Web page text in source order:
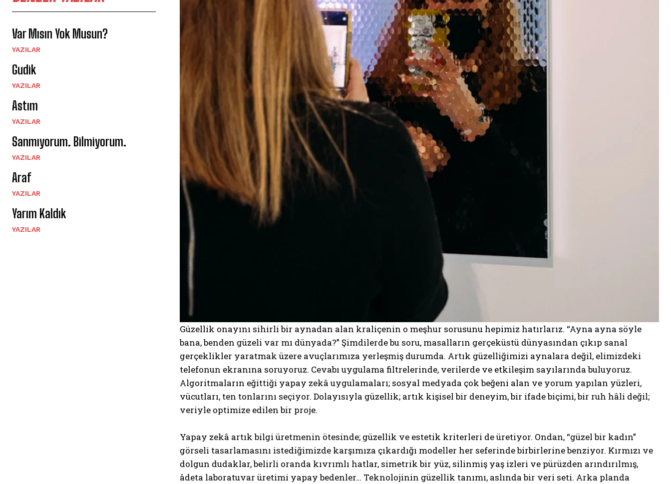
Var Mısın Yok Musun?
YAZILAR
Gudik
YAZILAR
Astım
YAZILAR
Sanmıyorum. Bilmiyorum.
YAZILAR
Araf
YAZILAR
Yarım Kaldık
YAZILAR
Güzellik onayını sihirli bir aynadan alan kraliçenin o meşhur sorusunu hepimiz hatırlarız. “Ayna ayna söyle
bana, benden güzeli var mı dünyada?” Şimdilerde bu soru, masalların gerçeküstü dünyasından çıkıp sanal
gerçeklikler yaratmak üzere avuçlarımıza yerleşmiş durumda. Artık güzelliğimizi aynalara değil, elimizdeki
telefonun ekranına soruyoruz. Cevabı uygulama filtrelerinde, verilerde ve etkileşim sayılarında buluyoruz.
Algoritmaların eğittiği yapay zekâ uygulamaları; sosyal medyada çok beğeni alan ve yorum yapılan yüzleri,
vücutları, ten tonlarını seçiyor. Dolayısıyla güzellik; artık kişisel bir deneyim, bir ifade biçimi, bir ruh hâli değil;
veriyle optimize edilen bir proje.
Yapay zekâ artık bilgi üretmenin ötesinde; güzellik ve estetik kriterleri de üretiyor. Ondan, “güzel bir kadın”
görseli tasarlamasını istediğimizde karşımıza çıkardığı modeller her seferinde birbirlerine benziyor. Kırmızı ve
dolgun dudaklar, belirli oranda kıvrımlı hatlar, simetrik bir yüz, silinmiş yaş izleri ve pürüzden arındırılmış,
âdeta laboratuvar üretimi yapay bedenler… Teknolojinin güzellik tanımı, aslında bir veri seti. Arka planda